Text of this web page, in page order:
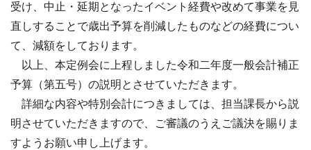
受け、中止・延期となったイベント経費や改めて事業を見
直しすることで歳出予算を削減したものなどの経費につい
て、減額をしております。
以上、本定例会に上程しました令和二年度一般会計補正
予算（第五号）の説明とさせていただきます。
詳細な内容や特別会計につきましては、担当課長から説
明させていただきますので、ご審議のうえご議決を賜りま
すようお願い申し上げます。